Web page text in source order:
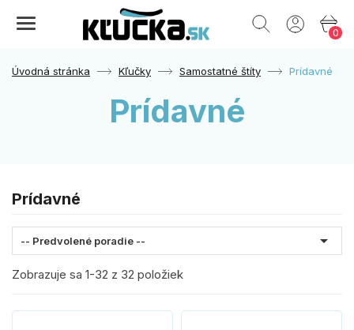
0
Úvodná stránka Kľučky Samostatné štíty Prídavné
Prídavné
Prídavné
-- Predvolené poradie -- 
Zobrazuje sa 1-32 z 32 položiek